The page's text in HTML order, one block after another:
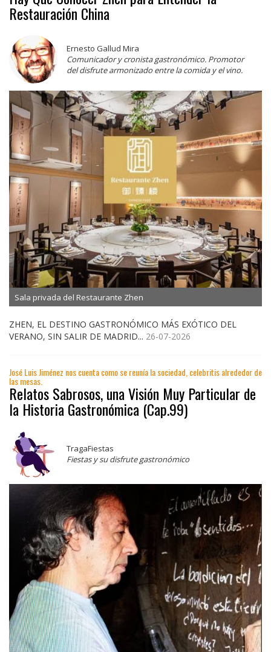
Restauración China
Ernesto Gallud Mira
Comunicador y cronista gastronómico. Promotor
del disfrute armonizado entre la comida y el vino.
Sala privada del Restaurante Zhen
ZHEN, EL DESTINO GASTRONÓMICO MÁS EXÓTICO DEL
VERANO, SIN SALIR DE MADRID... 26-07-2026
José Luis Jiménez nos cuenta como se reunía la sociedad, celebritis alrededor de
las mesas.
Relatos Sabrosos, una Visión Muy Particular de
la Historia Gastronómica (Cap.99)
TragaFiestas
Fiestas y su disfrute gastronómico